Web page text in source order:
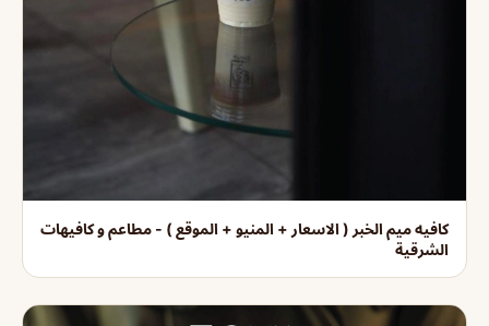
كافيه ميم الخبر ( الاسعار + المنيو + الموقع ) - مطاعم و كافيهات
الشرقية